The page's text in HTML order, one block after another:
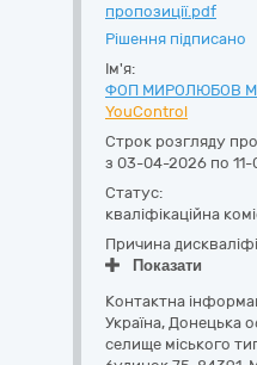
пропозиції.pdf
Рішення підписано
Ім'я:
ФОП МИРОЛЮБОВ
YouControl
Строк розгляду
з 03-04-2026 по
Статус:
кваліфікаційна
Причина
Показати
Контактна
Україна, Донецька
селище міського